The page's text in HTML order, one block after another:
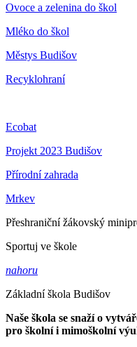
Ovoce a zelenina do škol
Mléko do škol
Městys Budišov
Recyklohraní
Ecobat
Projekt 2023 Budišov
Přírodní zahrada
Mrkev
Přeshraniční žákovský
Sportuj ve škole
nahoru
Základní škola Budišov
Naše škola se snaží o
pro školní i mimoškolní